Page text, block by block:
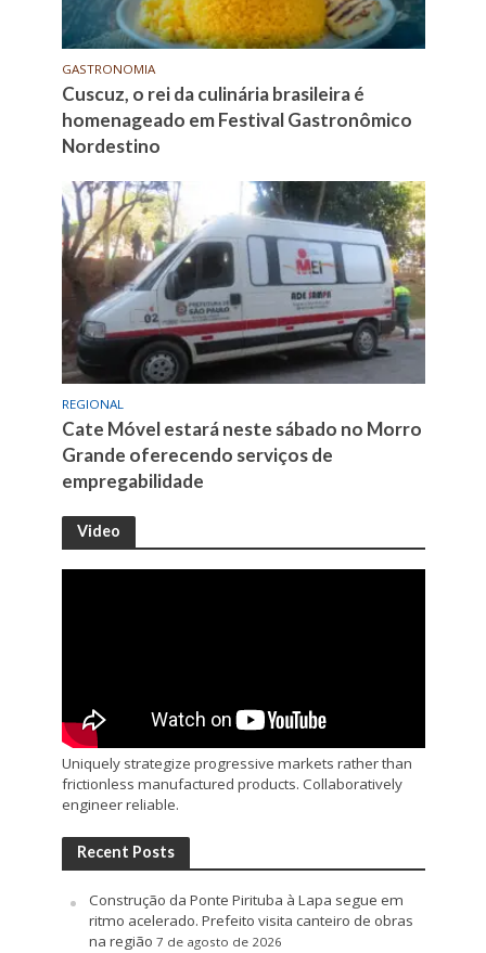
GASTRONOMIA
Cuscuz, o rei da culinária brasileira é
homenageado em Festival Gastronômico
Nordestino
REGIONAL
Cate Móvel estará neste sábado no Morro
Grande oferecendo serviços de
empregabilidade
Video
Uniquely strategize progressive markets rather than
frictionless manufactured products. Collaboratively
engineer reliable.
Recent Posts
Construção da Ponte Pirituba à Lapa segue em
ritmo acelerado. Prefeito visita canteiro de obras
na região 7 de agosto de 2026